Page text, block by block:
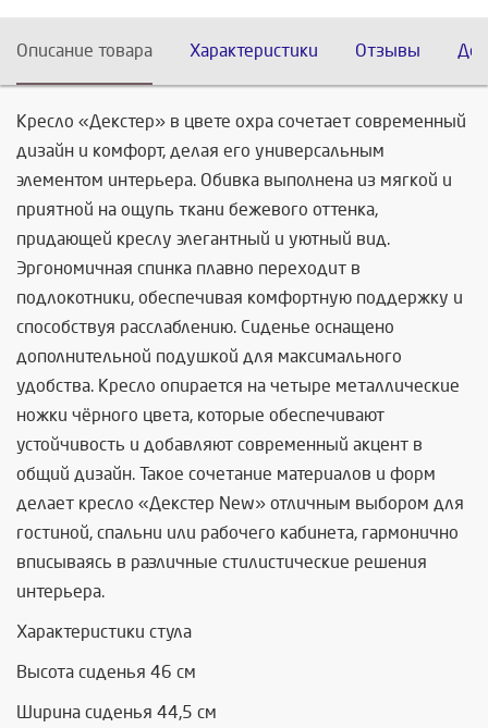
Описание товара Характеристики Отзывы
Кресло «Декстер» в цвете охра сочетает современный
дизайн и комфорт, делая его универсальным
элементом интерьера. Обивка выполнена из мягкой и
приятной на ощупь ткани бежевого оттенка,
придающей креслу элегантный и уютный вид.
Эргономичная спинка плавно переходит в
подлокотники, обеспечивая комфортную поддержку и
способствуя расслаблению. Сиденье оснащено
дополнительной подушкой для максимального
удобства. Кресло опирается на четыре металлические
ножки чёрного цвета, которые обеспечивают
устойчивость и добавляют современный акцент в
общий дизайн. Такое сочетание материалов и форм
делает кресло «Декстер New» отличным выбором для
гостиной, спальни или рабочего кабинета, гармонично
вписываясь в различные стилистические решения
интерьера.
Характеристики стула
Высота сиденья 46 см
Ширина сиденья 44,5 см